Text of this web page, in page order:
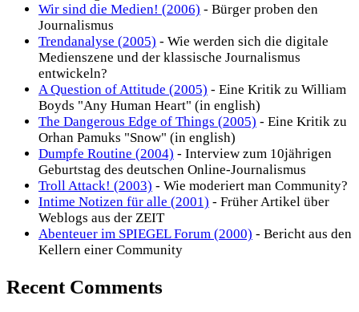
Wir sind die Medien! (2006) - Bürger proben den
Journalismus
Trendanalyse (2005) - Wie werden sich die digitale
Medienszene und der klassische Journalismus
entwickeln?
A Question of Attitude (2005) - Eine Kritik zu William
Boyds "Any Human Heart" (in english)
The Dangerous Edge of Things (2005) - Eine Kritik zu
Orhan Pamuks "Snow" (in english)
Dumpfe Routine (2004) - Interview zum 10jährigen
Geburtstag des deutschen Online-Journalismus
Troll Attack! (2003) - Wie moderiert man Community?
Intime Notizen für alle (2001) - Früher Artikel über
Weblogs aus der ZEIT
Abenteuer im SPIEGEL Forum (2000) - Bericht aus den
Kellern einer Community
Recent Comments